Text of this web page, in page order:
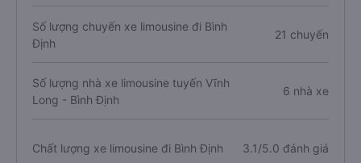
Số lượng chuyến xe limousine đi Bình
Định
21 chuyến
Số lượng nhà xe limousine tuyến Vĩnh
Long - Bình Định
6 nhà xe
Chất lượng xe limousine đi Bình Định 3.1/5.0 đánh giá